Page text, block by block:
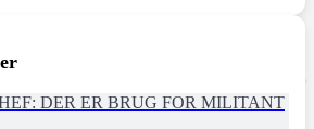
DER ER BRUG FOR MILITANT